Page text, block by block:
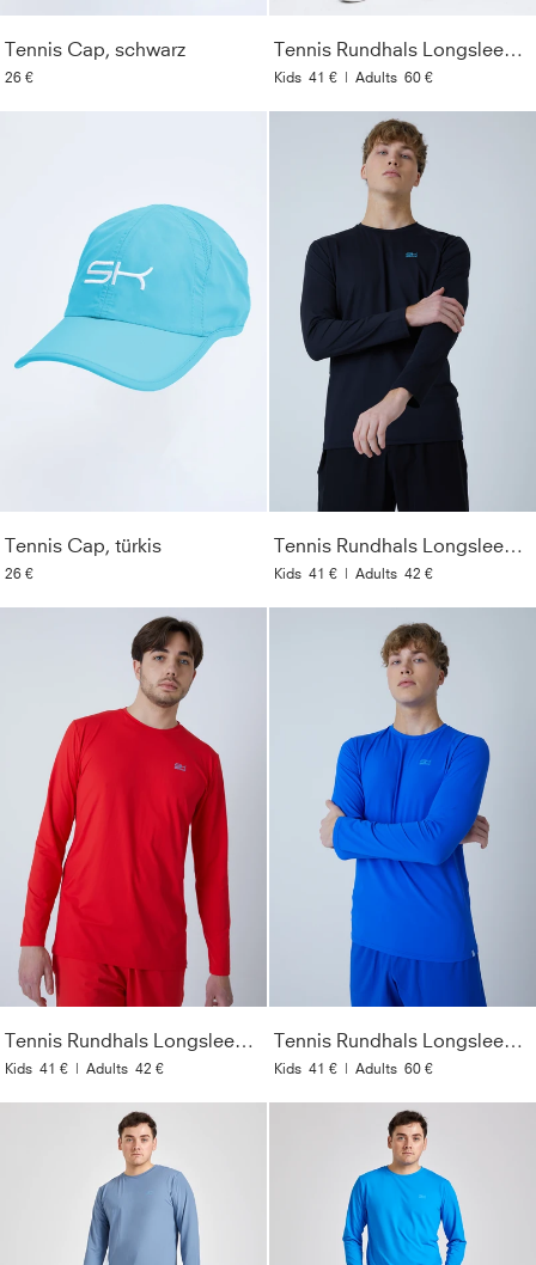
Tennis Cap, schwarz
26 €
Tennis Rundhals Longsleeve Shirt, tannengrün
Kids 41 € | Adults 60 €
Tennis Cap, türkis
26 €
Tennis Rundhals Longsleeve Shirt, schwarz
Kids 41 € | Adults 42 €
Tennis Rundhals Longsleeve Shirt, rot
Kids 41 € | Adults 42 €
Tennis Rundhals Longsleeve Shirt, kobaltblau
Kids 41 € | Adults 60 €